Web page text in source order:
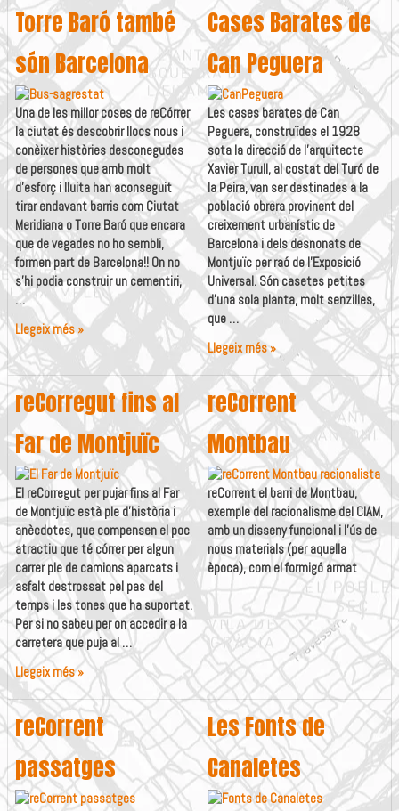
Torre Baró també
són Barcelona
Una de les millor coses de reCórrer
la ciutat és descobrir llocs nous i
conèixer històries desconegudes
de persones que amb molt
d’esforç i lluita han aconseguit
tirar endavant barris com Ciutat
Meridiana o Torre Baró que encara
que de vegades no ho sembli,
formen part de Barcelona!! On no
s’hi podia construir un cementiri,
…
Ciutat
Meridiana
i
Torre
Baró
també
són
Barcelona
Llegeix més »
Cases Barates de
Can Peguera
Les cases barates de Can
Peguera, construïdes el 1928
sota la direcció de l’arquitecte
Xavier Turull, al costat del Turó de
la Peira, van ser destinades a la
població obrera provinent del
creixement urbanístic de
Barcelona i dels desnonats de
Montjuïc per raó de l’Exposició
Universal. Són casetes petites
d’una sola planta, molt senzilles,
que …
reCorrent
Cases
Barates
de
Can
Peguera
Llegeix més »
reCorregut fins al
Far de Montjuïc
El reCorregut per pujar fins al Far
de Montjuïc està ple d’història i
anècdotes, que compensen el poc
atractiu que té córrer per algun
carrer ple de camions aparcats i
asfalt destrossat pel pas del
temps i les tones que ha suportat.
Per si no sabeu per on accedir a la
carretera que puja al …
reCorregut
fins
al
Far
de
Montjuïc
Llegeix més »
reCorrent
Montbau
reCorrent el barri de Montbau,
exemple del racionalisme del CIAM,
amb un disseny funcional i l’ús de
nous materials (per aquella
època), com el formigó armat
reCorrent
passatges
Les Fonts de
Canaletes